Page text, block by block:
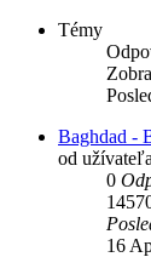
Témy
Baghdad -
od užívateľa
0
16